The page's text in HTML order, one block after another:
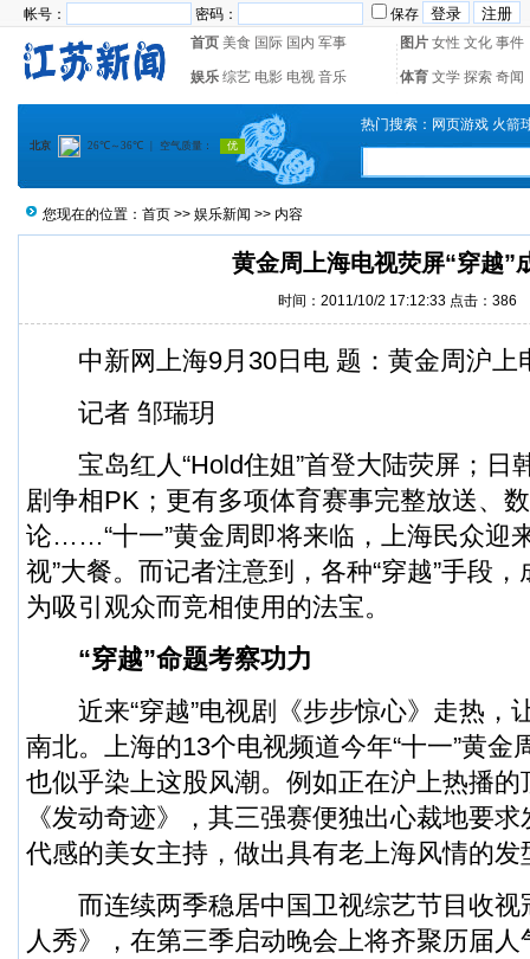
帐号： 密码：
保存
首页 美食 国际 国内 军事 图片 女性 文化 事件
娱乐 综艺 电影 电视 音乐 体育 文学 探索 奇闻
热门搜索： 网页游戏 火箭
您现在的位置： 首页 >> 娱乐新闻 >> 内容
黄金周上海电视荧屏“穿越”
时间：2011/10/2 17:12:33 点击： 386
中新网上海9月30日电 题：黄金周沪上
记者 邹瑞玥
宝岛红人“Hold住姐”首登大陆荧屏；日
剧争相PK；更有多项体育赛事完整放送、
论……“十一”黄金周即将来临，上海民众迎
视”大餐。而记者注意到，各种“穿越”手段
为吸引观众而竞相使用的法宝。
“穿越”命题考察功力
近来“穿越”电视剧《步步惊心》走热，
南北。上海的13个电视频道今年“十一”黄金
也似乎染上这股风潮。例如正在沪上热播
《发动奇迹》，其三强赛便独出心裁地要
代感的美女主持，做出具有老上海风情的发
而连续两季稳居中国卫视综艺节目收视
人秀》，在第三季启动晚会上将齐聚历届